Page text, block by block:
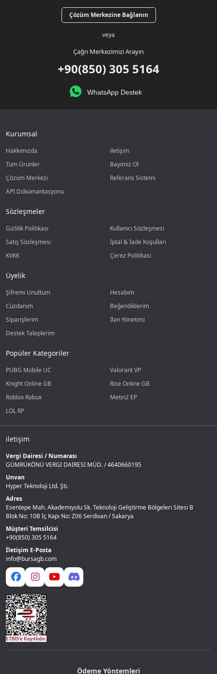
Çözüm Merkezine Bağlanın
veya
Çağrı Merkezimizi Arayın
+90(850) 305 5164
WhatsApp Destek
Kurumsal
Hakkımızda
iletişim
Tüm Ürünler
Bayimiz Ol
Çözüm Merkezi
Referans Sistemi
API Dökümantasyonu
Sözleşmeler
Gizlilik Politikası
Kullanıcı Sözleşmesi
Satış Sözleşmesi
İptal & İade Koşulları
KVKK
Çerez Politikası
Üyelik
Şifremi Unuttum
Hesabım
Cüzdanım
Beğendiklerim
Siparişlerim
İlan Yönetimi
Destek Taleplerim
Popüler Kategoriler
PUBG Mobile UC
Valorant VP
Knight Online GB
Rise Online GB
Roblox Robux
Metin2 EP
LOL RP
iletişim
Vergi Dairesi / Numarası
GÜMRÜKÖNÜ VERGI DAIRESI MÜD. / 4640660195
Unvan
Hyper Teknoloji Ltd. Şti.
Adres
Esentepe Mah. Akademiyolu Sk. Teknoloji Geliştirme Bölgeleri Sitesi B
Blok No: 10B İç Kapı No: Z06 Serdivan / Sakarya
Müşteri Temsilcisi
+90(850) 305 5164
İletişim E-Posta
info@bursagb.com
Ödeme Yöntemleri